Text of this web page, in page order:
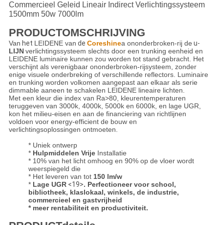
Commercieel Geleid Lineair Indirect Verlichtingssysteem
1500mm 50w 7000lm
PRODUCTOMSCHRIJVING
Van het LEIDENEvan de Coreshinea ononderbroken-rij de u-
LIJNverlichtingssysteem slechts door een trunking eenheid en
LEIDENE luminaire kunnen zou worden tot stand gebracht. Het
verschijnt als verenigbaar ononderbroken-rijsysteem, zonder
enige visuele onderbreking of verschillende reflectors. Luminaire
en trunking worden volkomen aangepast aan elkaar als serie
dimmable aaneen te schakelen LEIDENE lineaire lichten.
Met een kleur die index van Ra>80, kleurentemperaturen
teruggeven van 3000k, 4000k, 5000k en 6000k, en lage UGR,
kon het milieu-eisen en aan de financiering van richtlijnen
voldoen voor energy-efficient de bouw en
verlichtingsoplossingen ontmoeten.
* Uniek ontwerp
* Hulpmiddelen Vrije Installatie
* 10% van het licht omhoog en 90% op de vloer wordt
weerspiegeld die
* Het leveren van tot 150 lm/w
* Lage UGR<19>. Perfectioneer voor school,
bibliotheek, klaslokaal, winkels, de industrie,
commercieel en gastvrijheid
* meer rentabiliteit en productiviteit.